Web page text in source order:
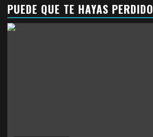
PUEDE QUE TE HAYAS PERDIDO